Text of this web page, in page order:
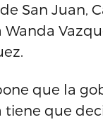
San Juan,
que la
que